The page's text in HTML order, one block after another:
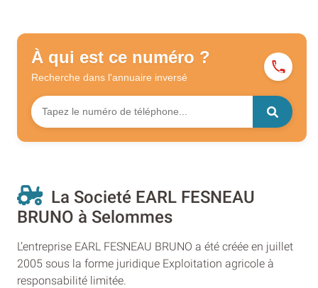
À qui est ce numéro ?
Recherche dans l'annuaire inversé
La Societé EARL FESNEAU
BRUNO à Selommes
L’entreprise EARL FESNEAU BRUNO a été créée en juillet
2005 sous la forme juridique Exploitation agricole à
responsabilité limitée.